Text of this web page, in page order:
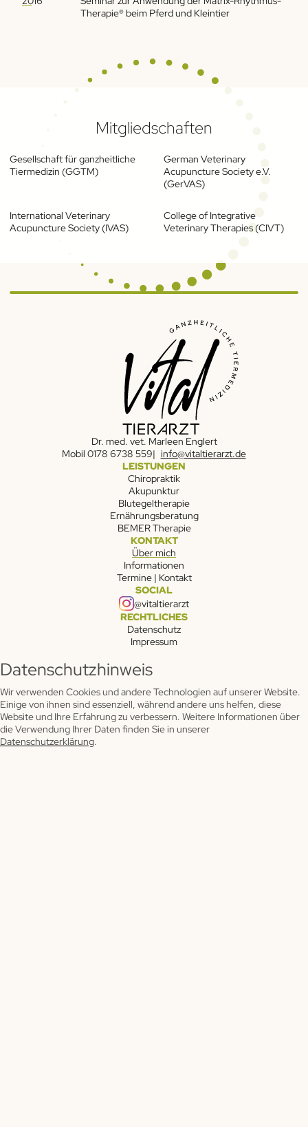
Therapie® beim Pferd und Kleintier
Mitgliedschaften
Gesellschaft für ganzheitliche
Tiermedizin (GGTM)
German Veterinary
Acupuncture Society e.V.
(GerVAS)
International Veterinary
Acupuncture Society (IVAS)
College of Integrative
Veterinary Therapies (CIVT)
Dr. med. vet. Marleen Englert
Mobil0178 6738 559
info@vitaltierarzt.de
LEISTUNGEN
Chiropraktik
Akupunktur
Blutegeltherapie
Ernährungsberatung
BEMER Therapie
KONTAKT
Über mich
Informationen
Termine | Kontakt
SOCIAL
@vitaltierarzt
RECHTLICHES
Datenschutz
Impressum
Datenschutzhinweis
Wir verwenden Cookies und andere Technologien auf unserer Website.
Einige von ihnen sind essenziell, während andere uns helfen, diese
Website und Ihre Erfahrung zu verbessern. Weitere Informationen über
die Verwendung Ihrer Daten finden Sie in unserer
Datenschutzerklärung.